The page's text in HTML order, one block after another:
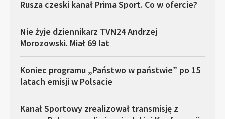
Rusza czeski kanał Prima Sport. Co w ofercie?
Nie żyje dziennikarz TVN24 Andrzej
Morozowski. Miał 69 lat
Koniec programu „Państwo w państwie” po 15
latach emisji w Polsacie
Kanał Sportowy zrealizował transmisję z